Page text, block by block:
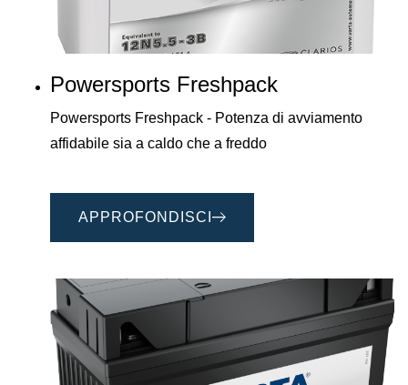
Powersports Freshpack
Powersports Freshpack - Potenza di avviamento
affidabile sia a caldo che a freddo
APPROFONDISCI